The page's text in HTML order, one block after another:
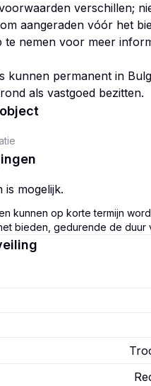
verschillen;
aangeraden vóór het
te nemen voor meer
kunnen permanent in
als vastgoed bezitten.
is mogelijk.
kunnen op korte termijn
bieden, gedurende de duur